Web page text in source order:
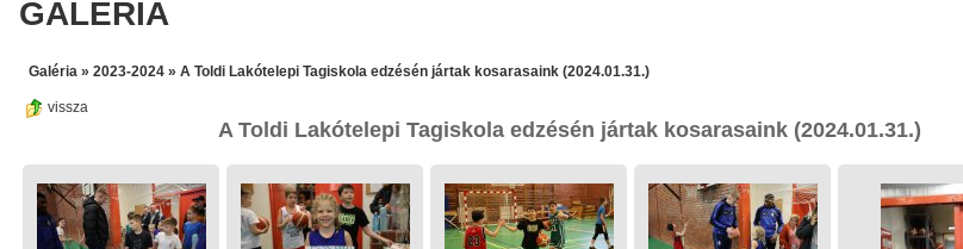
GALÉRIA
Galéria » 2023-2024 » A Toldi Lakótelepi Tagiskola edzésén jártak kosarasaink (2024.01.31.)
vissza
A Toldi Lakótelepi Tagiskola edzésén jártak kosarasaink (2024.01.31.)